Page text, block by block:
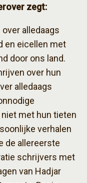
zegt:
alledaags
en eicellen met
door ons land.
over hun
alledaags
met hun tieten
verhalen
de allereerste
schrijvers met
van Hadjar